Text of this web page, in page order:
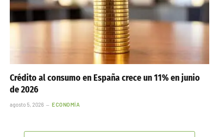
Crédito al consumo en España crece un 11% en junio
de 2026
agosto 5, 2026 ECONOMÍA